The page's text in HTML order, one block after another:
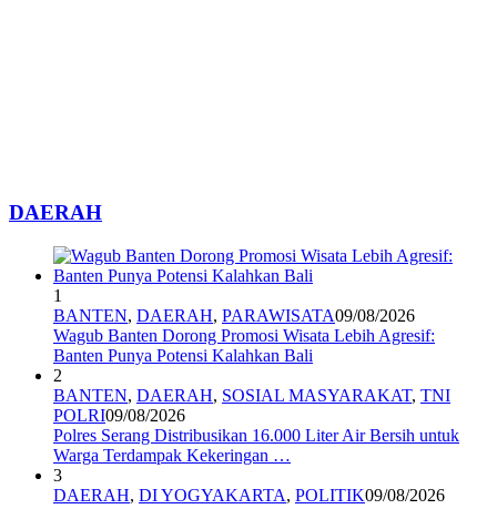
DAERAH
1
BANTEN, DAERAH, PARAWISATA09/08/2026
Wagub Banten Dorong Promosi Wisata Lebih Agresif:
Banten Punya Potensi Kalahkan Bali
2
BANTEN, DAERAH, SOSIAL MASYARAKAT, TNI
POLRI09/08/2026
Polres Serang Distribusikan 16.000 Liter Air Bersih untuk
Warga Terdampak Kekeringan …
3
DAERAH, DI YOGYAKARTA, POLITIK09/08/2026